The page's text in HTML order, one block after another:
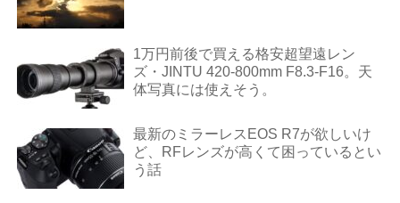
1万円前後で買える格安超望遠レン
ズ・JINTU 420-800mm F8.3-F16。天
体写真には使えそう。
最新のミラーレスEOS R7が欲しいけ
ど、RFレンズが高くて困っているとい
う話